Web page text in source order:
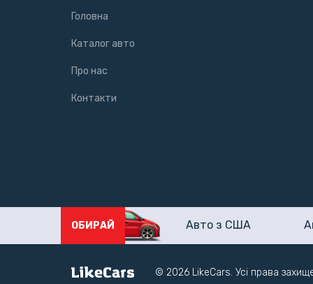
Головна
Каталог авто
Про нас
Контакти
ОБИРАЙ Авто з США
© 2026 LikeCars. Усі права